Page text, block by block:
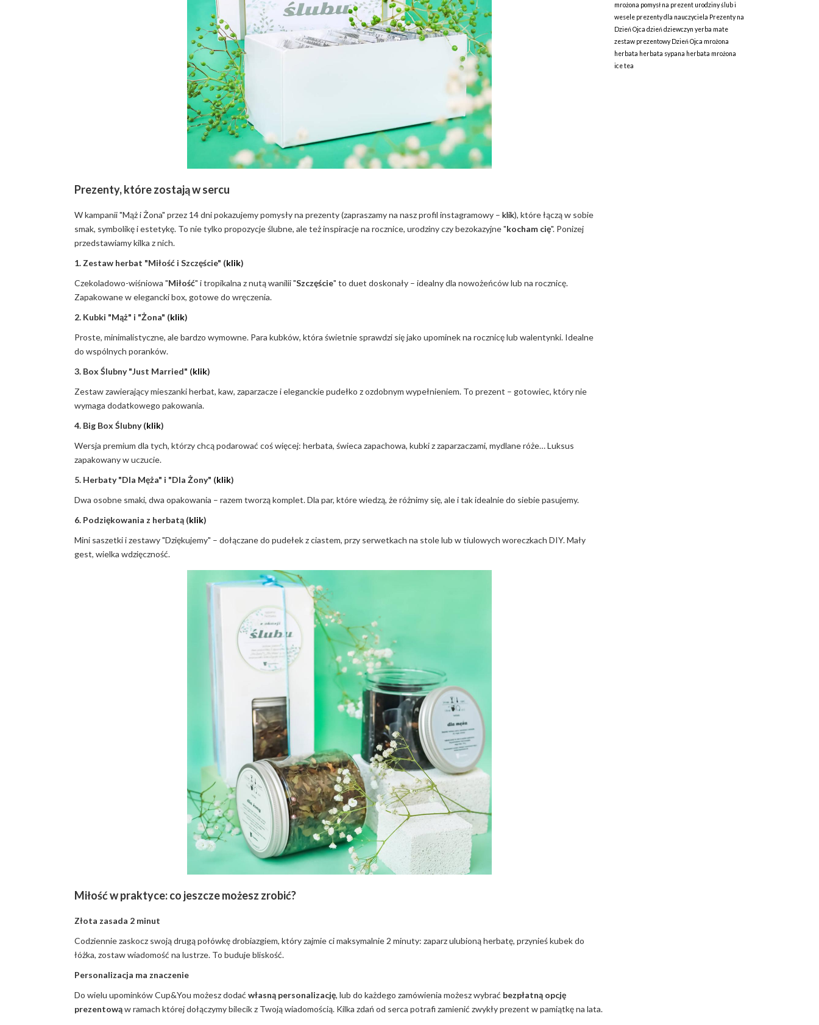
Prezenty, które zostają w sercu
W kampanii "Mąż i Żona" przez 14 dni pokazujemy pomysły na prezenty (zapraszamy na nasz profil instagramowy –klik), które łączą w sobie
smak, symbolikę i estetykę. To nie tylko propozycje ślubne, ale też inspiracje na rocznice, urodziny czy bezokazyjne "kocham cię". Ponizej
przedstawiamy kilka z nich.
1. Zestaw herbat "Miłość i Szczęście" (klik)
Czekoladowo-wiśniowa "Miłość" i tropikalna z nutą wanilii "Szczęście" to duet doskonały – idealny dla nowożeńców lub na rocznicę.
Zapakowane w elegancki box, gotowe do wręczenia.
2. Kubki "Mąż" i "Żona" (klik)
Proste, minimalistyczne, ale bardzo wymowne. Para kubków, która świetnie sprawdzi się jako upominek na rocznicę lub walentynki. Idealne
do wspólnych poranków.
3. Box Ślubny "Just Married" (klik)
Zestaw zawierający mieszanki herbat, kaw, zaparzacze i eleganckie pudełko z ozdobnym wypełnieniem. To prezent – gotowiec, który nie
wymaga dodatkowego pakowania.
4. Big Box Ślubny (klik)
Wersja premium dla tych, którzy chcą podarować coś więcej: herbata, świeca zapachowa, kubki z zaparzaczami, mydlane róże… Luksus
zapakowany w uczucie.
5. Herbaty "Dla Męża" i "Dla Żony" (klik)
Dwa osobne smaki, dwa opakowania – razem tworzą komplet. Dla par, które wiedzą, że różnimy się, ale i tak idealnie do siebie pasujemy.
6. Podziękowania z herbatą (klik)
Mini saszetki i zestawy "Dziękujemy" – dołączane do pudełek z ciastem, przy serwetkach na stole lub w tiulowych woreczkach DIY. Mały
gest, wielka wdzięczność.
Miłość w praktyce: co jeszcze możesz zrobić?
Złota zasada 2 minut
Codziennie zaskocz swoją drugą połówkę drobiazgiem, który zajmie ci maksymalnie 2 minuty: zaparz ulubioną herbatę, przynieś kubek do
łóżka, zostaw wiadomość na lustrze. To buduje bliskość.
Personalizacja ma znaczenie
Do wielu upominków Cup&You możesz dodaćwłasną personalizację, lub do każdego zamówienia możesz wybrać bezpłatną opcję
prezentowąw ramach której dołączymy bilecik z Twoją wiadomością. Kilka zdań od serca potrafi zamienić zwykły prezent w pamiątkę na lata.
mrożona pomysł na prezent urodzinyślub i
wesele prezenty dla nauczyciela Prezenty na
Dzień Ojca dzień dziewczyn yerba mate
zestaw prezentowyDzień Ojca mrożona
herbata herbata sypana herbata mrożona
ice tea